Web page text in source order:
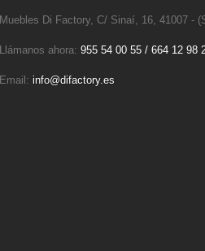
Muebles Di Factory, C/ Sinaí, 16, 41007 -
Llámanos ahora: 955 54 00 55 / 664 12 98
Email: info@difactory.es